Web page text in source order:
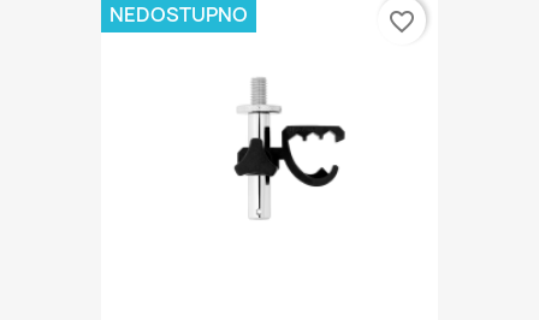
NEDOSTUPNO favorite_border